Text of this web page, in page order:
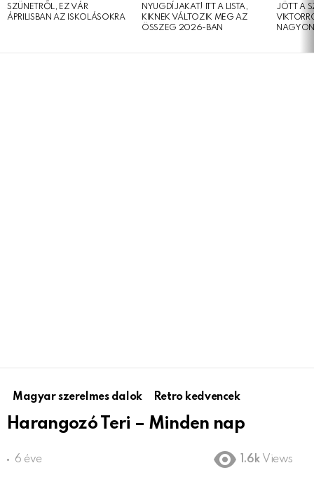
SZÜNETRŐL, EZ VÁR
ÁPRILISBAN AZ ISKOLÁSOKRA
NYUGDÍJAKAT! ITT A LISTA,
KIKNEK VÁLTOZIK MEG AZ
ÖSSZEG 2026-BAN
JÖTT A
Magyar szerelmes dalok Retro kedvencek
Harangozó Teri – Minden nap
6 éve 1.6k Views